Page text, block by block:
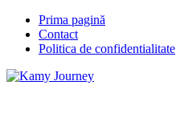
Prima pagină
Contact
Politica de confidentialitate